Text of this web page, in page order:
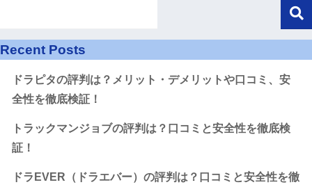
Recent Posts
ドラピタの評判は？メリット・デメリットや口コミ、安
全性を徹底検証！
トラックマンジョブの評判は？口コミと安全性を徹底検
証！
ドラEVER（ドラエバー）の評判は？口コミと安全性を徹